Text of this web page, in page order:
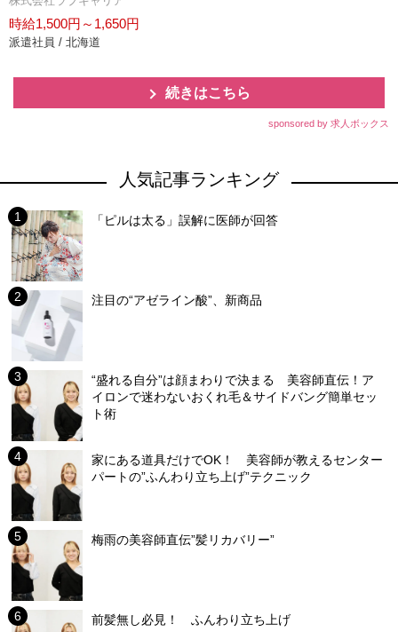
時給1,500円～1,650円
派遣社員 / 北海道
続きはこちら
sponsored by 求人ボックス
人気記事ランキング
「ピルは太る」誤解に医師が回答
注目の“アゼライン酸”、新商品
“盛れる自分”は顔まわりで決まる 美容師直伝！ア
イロンで迷わないおくれ毛＆サイドバング簡単セッ
ト術
家にある道具だけでOK！ 美容師が教えるセンター
パートの”ふんわり立ち上げ”テクニック
梅雨の美容師直伝”髪リカバリー”
前髪無し必見！ ふんわり立ち上げ